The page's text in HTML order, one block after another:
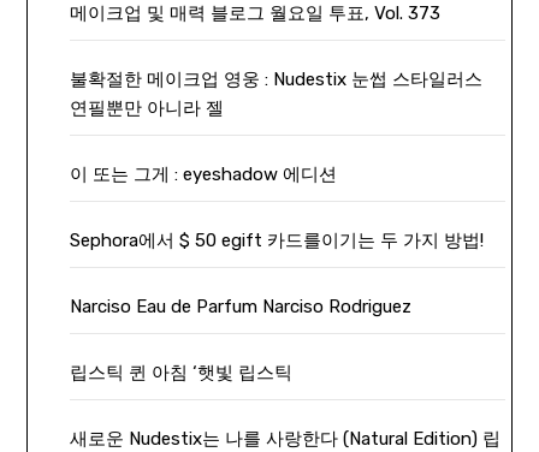
메이크업 및 매력 블로그 월요일 투표, Vol. 373
불확절한 메이크업 영웅 : Nudestix 눈썹 스타일러스
연필뿐만 아니라 젤
이 또는 그게 : eyeshadow 에디션
Sephora에서 $ 50 egift 카드를이기는 두 가지 방법!
Narciso Eau de Parfum Narciso Rodriguez
립스틱 퀸 아침 ‘햇빛 립스틱
새로운 Nudestix는 나를 사랑한다 (Natural Edition) 립